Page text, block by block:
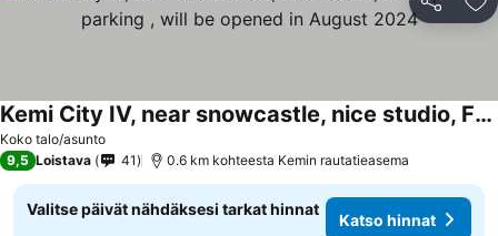
Jaa
Koko talo/asunto
Kemi City IV, near snowcastle, nice studio, FREE private parking , will be opened in August 2024
9,5 Loistava 41 0.6 km kohteesta Kemin rautatieasema
Valitse päivät nähdäksesi tarkat hinnat
Katso hinnat